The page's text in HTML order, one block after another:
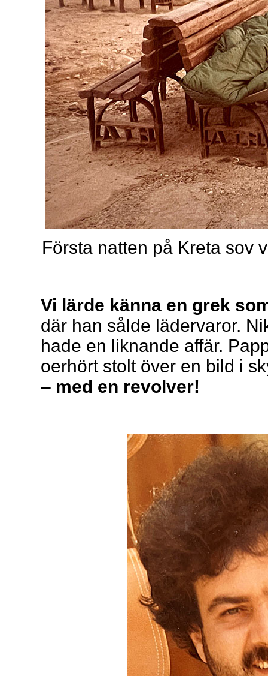
Första natten på Kreta sov
Vi lärde känna en grek
där han sålde lädervaror.
hade en liknande affär.
oerhört stolt över en bild i
– med en revolver!